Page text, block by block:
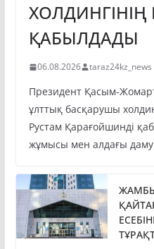
ҚАБЫЛДАДЫ
06.08.2026 taraz24kz_news
Президент Қасым-
ұлттық басқарушы
Рустам Қарағойшинді
жұмысы мен алдағы